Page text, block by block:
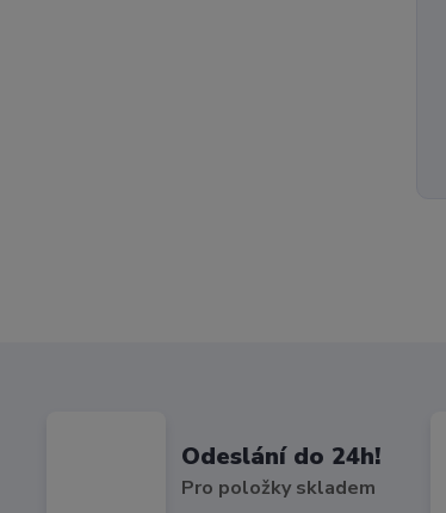
Odeslání do 24h!
Pro položky skladem